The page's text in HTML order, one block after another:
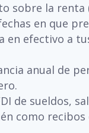
sobre la renta
en que
en efectivo a
anual de
de sueldos,
como